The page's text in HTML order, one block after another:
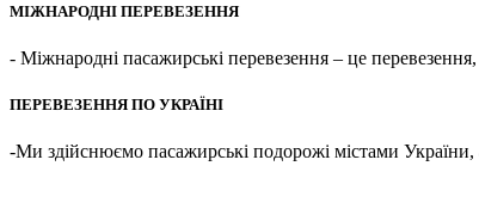
МІЖНАРОДНІ ПЕРЕВЕЗЕННЯ
- Міжнародні пасажирські перевезення – це
ПЕРЕВЕЗЕННЯ ПО УКРАЇНІ
-Ми здійснюємо пасажирські подорожі містами